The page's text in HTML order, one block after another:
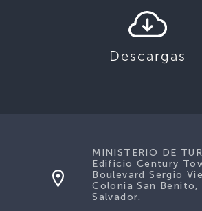
Descargas
MINISTERIO DE
Edificio Century
Boulevard Sergio
Colonia San Benito,
Salvador.